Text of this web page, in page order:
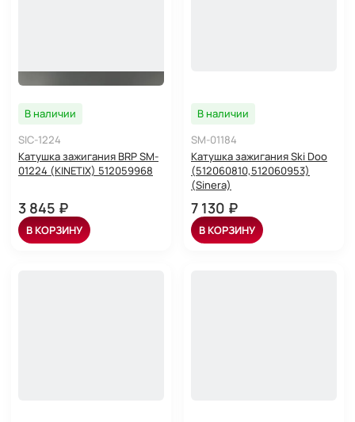
В наличии
SIC-1224
Катушка зажигания BRP SM-
01224 (KINETIX) 512059968
3 845 ₽
В КОРЗИНУ
В наличии
SM-01184
Катушка зажигания Ski Doo
(512060810,512060953)
(Sinera)
7 130 ₽
В КОРЗИНУ